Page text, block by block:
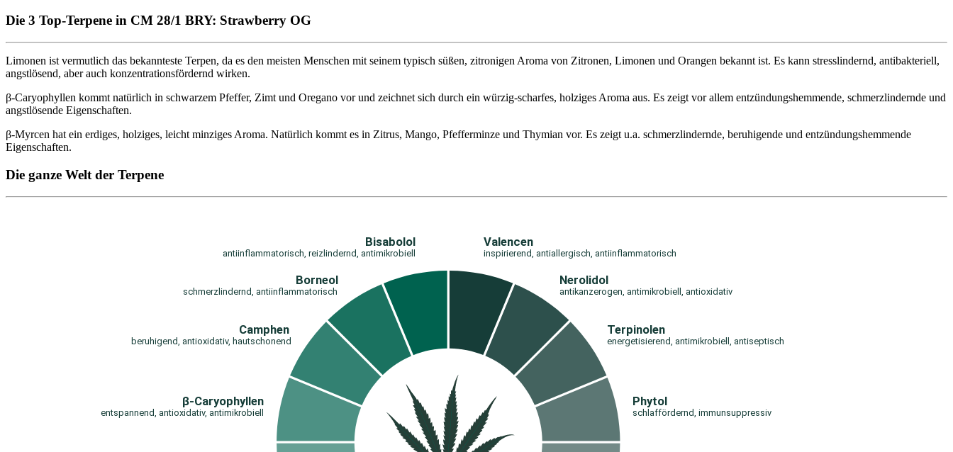
Die 3 Top-Terpene in CM 28/1 BRY: Strawberry OG
Limonen ist vermutlich das bekannteste Terpen, da es den meisten Menschen mit seinem typisch süßen, zitronigen Aroma von Zitronen, Limonen und Orangen bekannt ist. Es kann stresslindernd, antibakteriell,
angstlösend, aber auch konzentrationsfördernd wirken.
β-Caryophyllen kommt natürlich in schwarzem Pfeffer, Zimt und Oregano vor und zeichnet sich durch ein würzig-scharfes, holziges Aroma aus. Es zeigt vor allem entzündungshemmende, schmerzlindernde und
angstlösende Eigenschaften.
β-Myrcen hat ein erdiges, holziges, leicht minziges Aroma. Natürlich kommt es in Zitrus, Mango, Pfefferminze und Thymian vor. Es zeigt u.a. schmerzlindernde, beruhigende und entzündungshemmende
Eigenschaften.
Die ganze Welt der Terpene